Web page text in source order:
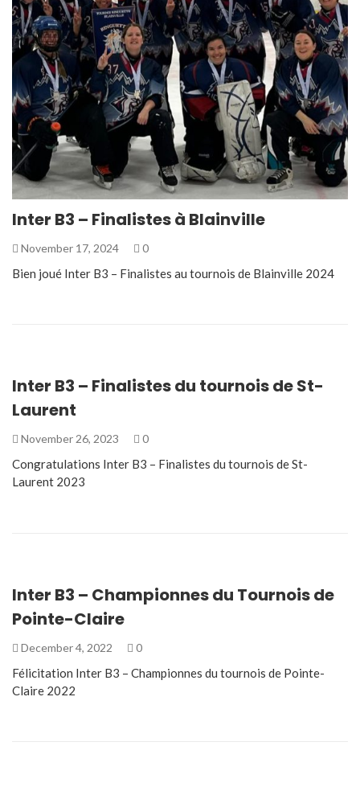
Inter B3 – Finalistes à Blainville
November 17, 2024 0
Bien joué Inter B3 – Finalistes au tournois de Blainville 2024
Inter B3 – Finalistes du tournois de St-
Laurent
November 26, 2023 0
Congratulations Inter B3 – Finalistes du tournois de St-
Laurent 2023
Inter B3 – Championnes du Tournois de
Pointe-Claire
December 4, 2022 0
Félicitation Inter B3 – Championnes du tournois de Pointe-
Claire 2022